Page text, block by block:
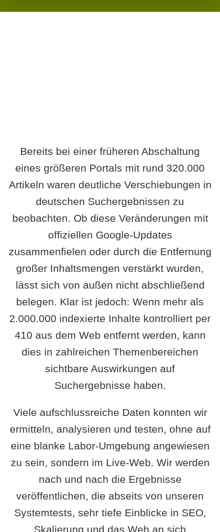
Bereits bei einer früheren Abschaltung
eines größeren Portals mit rund 320.000
Artikeln waren deutliche Verschiebungen in
deutschen Suchergebnissen zu
beobachten. Ob diese Veränderungen mit
offiziellen Google-Updates
zusammenfielen oder durch die Entfernung
großer Inhaltsmengen verstärkt wurden,
lässt sich von außen nicht abschließend
belegen. Klar ist jedoch: Wenn mehr als
2.000.000 indexierte Inhalte kontrolliert per
410 aus dem Web entfernt werden, kann
dies in zahlreichen Themenbereichen
sichtbare Auswirkungen auf
Suchergebnisse haben.
Viele aufschlussreiche Daten konnten wir
ermitteln, analysieren und testen, ohne auf
eine blanke Labor-Umgebung angewiesen
zu sein, sondern im Live-Web. Wir werden
nach und nach die Ergebnisse
veröffentlichen, die abseits von unseren
Systemtests, sehr tiefe Einblicke in SEO,
Skalierung und das Web an sich